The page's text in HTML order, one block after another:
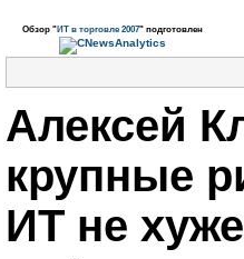
Обзор "ИТ в торговле 2007" подготовлен
Алексей
крупные
ИТ не